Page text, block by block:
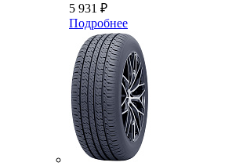
5 931 ₽
Подробнее